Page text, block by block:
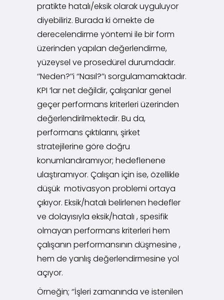
pratikte hatalı/eksik olarak uyguluyor
diyebiliriz. Burada ki örnekte de
derecelendirme yöntemi ile bir form
üzerinden yapılan değerlendirme,
yüzeysel ve prosedürel durumdadır.
‘’Neden?’’i ‘’Nasıl?’’ı sorgulamamaktadır.
KPI ‘lar net değildir, çalışanlar genel
geçer performans kriterleri üzerinden
değerlendirilmektedir. Bu da,
performans çıktılarını, şirket
stratejilerine göre doğru
konumlandıramıyor; hedeflenene
ulaştıramıyor. Çalışan için ise, özellikle
düşük motivasyon problemi ortaya
çıkıyor. Eksik/hatalı belirlenen hedefler
ve dolayısıyla eksik/hatalı , spesifik
olmayan performans kriterleri hem
çalışanın performansının düşmesine ,
hem de yanlış değerlendirmesine yol
açıyor.
Örneğin; ‘’İşleri zamanında ve istenilen